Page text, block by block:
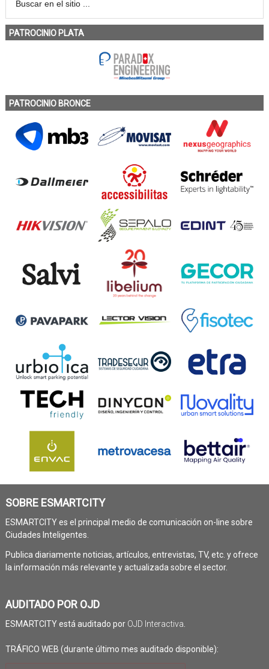
PATROCINIO PLATA
PATROCINIO BRONCE
SOBRE ESMARTCITY
ESMARTCITY es el principal medio de comunicación on-line sobre
Ciudades Inteligentes.
Publica diariamente noticias, artículos, entrevistas, TV, etc. y ofrece
la información más relevante y actualizada sobre el sector.
AUDITADO POR OJD
ESMARTCITY está auditado por OJD Interactiva.
TRÁFICO WEB (durante último mes auditado disponible):